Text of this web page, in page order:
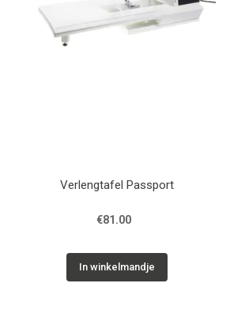
Verlengtafel Passport
€81.00
In winkelmandje